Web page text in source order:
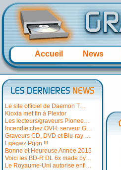
Accueil News
LES DERNIERESNEWS
Le site officiel de Daemon T…
Kioxia met fin à Plextor
Les lecteurs/graveurs Pionee…
Incendie chez OVH: serveur G…
Graveurs CD, DVD et Blu-ray …
Lqagwz Pqgn !!!
Bonne et Heureuse Année 2015
Voici les BD-R DL 6x made by…
Le Royaume-Uni autorise enfi…